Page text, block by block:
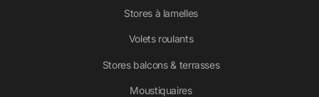
Stores à lamelles
Volets roulants
Stores balcons & terrasses
Moustiquaires